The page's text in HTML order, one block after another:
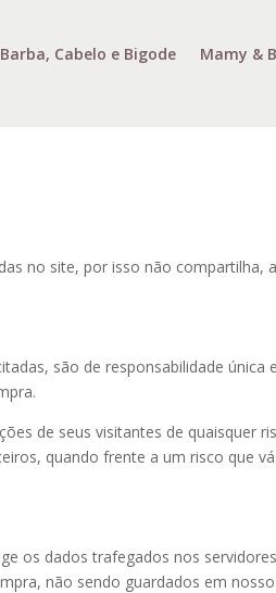
Barba, Cabelo e Bigode Mamy &
no site, por isso não compartilha,
são de responsabilidade única
de seus visitantes de quaisquer
quando frente a um risco que
os dados trafegados nos
não sendo guardados em